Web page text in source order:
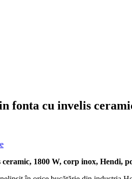
fonta cu invelis
1800 W, corp inox, Hendi,